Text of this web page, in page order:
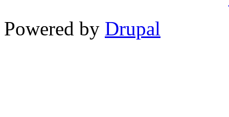
Powered by Drupal